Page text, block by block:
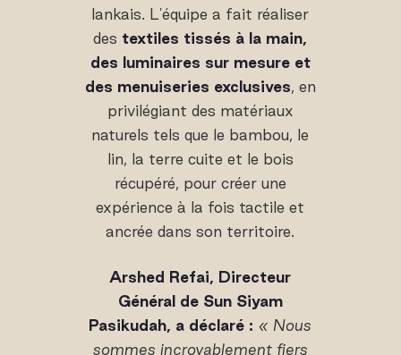
lankais. L'équipe a fait réaliser
des textiles tissés à la main,
des luminaires sur mesure et
des menuiseries exclusives, en
privilégiant des matériaux
naturels tels que le bambou, le
lin, la terre cuite et le bois
récupéré, pour créer une
expérience à la fois tactile et
ancrée dans son territoire.
Arshed Refai, Directeur
Général de Sun Siyam
Pasikudah, a déclaré : « Nous
sommes incroyablement fiers